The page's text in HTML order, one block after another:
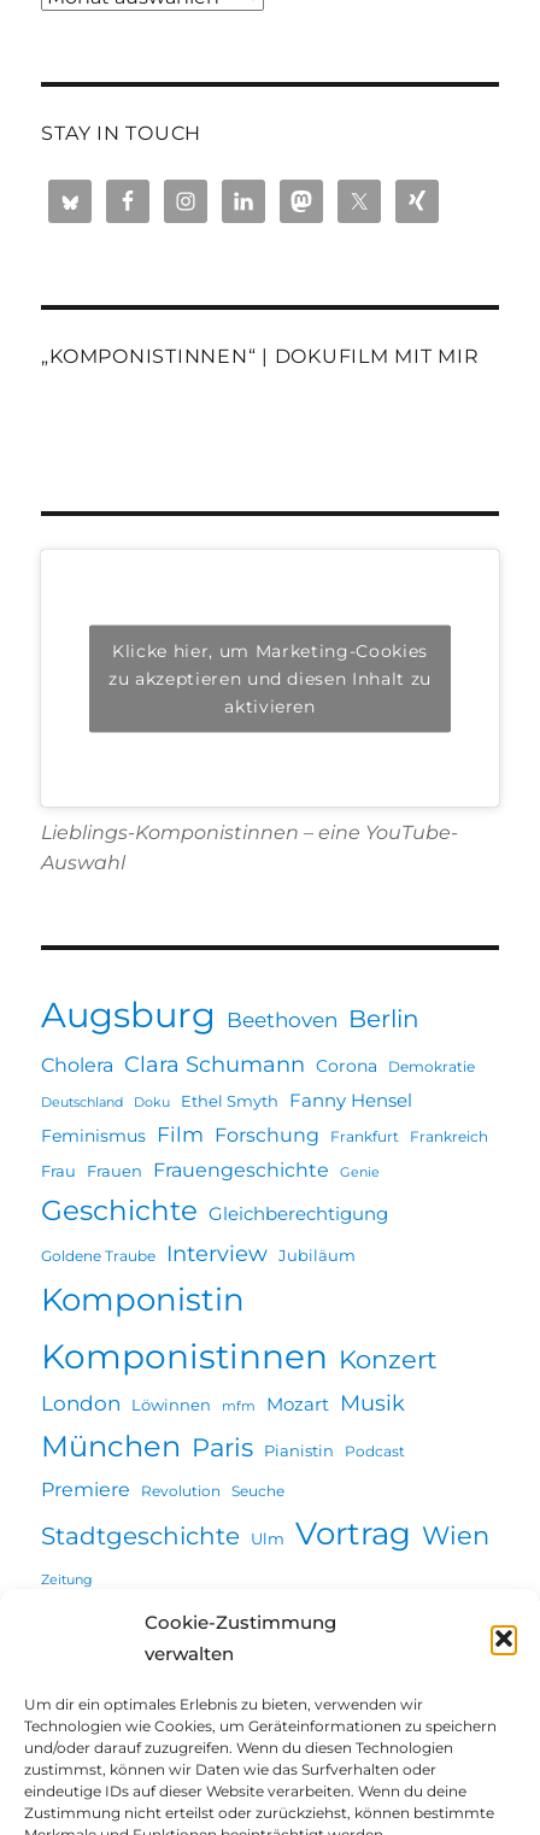
Cookie-Zustimmung
verwalten
Um dir ein optimales Erlebnis zu bieten, verwenden wir
Technologien wie Cookies, um Geräteinformationen zu speichern
und/oder darauf zuzugreifen. Wenn du diesen Technologien
zustimmst, können wir Daten wie das Surfverhalten oder
eindeutige IDs auf dieser Website verarbeiten. Wenn du deine
Zustimmung nicht erteilst oder zurückziehst, können bestimmte
STAY IN TOUCH
„KOMPONISTINNEN“ | DOKUFILM MIT MIR
Klicke hier, um Marketing-Cookies
zu akzeptieren und diesen Inhalt zu
aktivieren
Lieblings-Komponistinnen – eine YouTube-
Auswahl
Augsburg Beethoven Berlin
Cholera Clara Schumann Corona Demokratie
Deutschland Doku Ethel Smyth Fanny Hensel
Feminismus Film Forschung Frankfurt Frankreich
Frau Frauen Frauengeschichte Genie
Geschichte Gleichberechtigung
Goldene Traube Interview Jubiläum
Komponistin
Komponistinnen Konzert
London Löwinnen mfm Mozart Musik
München Paris Pianistin Podcast
Premiere Revolution Seuche
Stadtgeschichte Ulm Vortrag Wien
Zeitung
Über mich
Projekte | Vorträge
öffnen